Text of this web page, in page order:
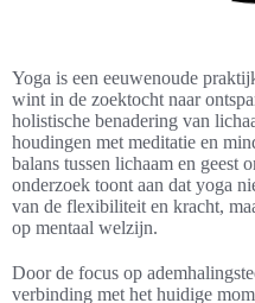
Yoga is een eeuwenoude
wint in de zoektocht naar
holistische benadering van
houdingen met meditatie en
balans tussen lichaam en geest
onderzoek toont aan dat yoga
van de flexibiliteit en kracht,
op mentaal welzijn.
Door de focus op
verbinding met het huidige